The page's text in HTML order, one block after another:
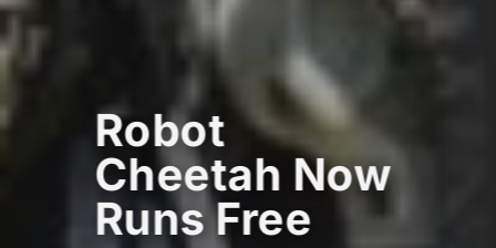
Robot
Cheetah Now
Runs Free